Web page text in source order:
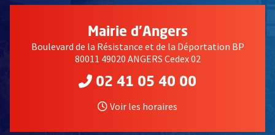
Mairie d'Angers
Boulevard de la Résistance et de la Déportation BP
80011 49020 ANGERS Cedex 02
02 41 05 40 00
Voir les horaires